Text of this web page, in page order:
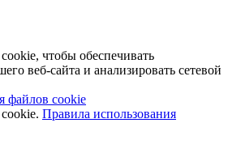
чтобы обеспечивать
веб-сайта и анализировать сетевой
файлов cookie
Правила использования